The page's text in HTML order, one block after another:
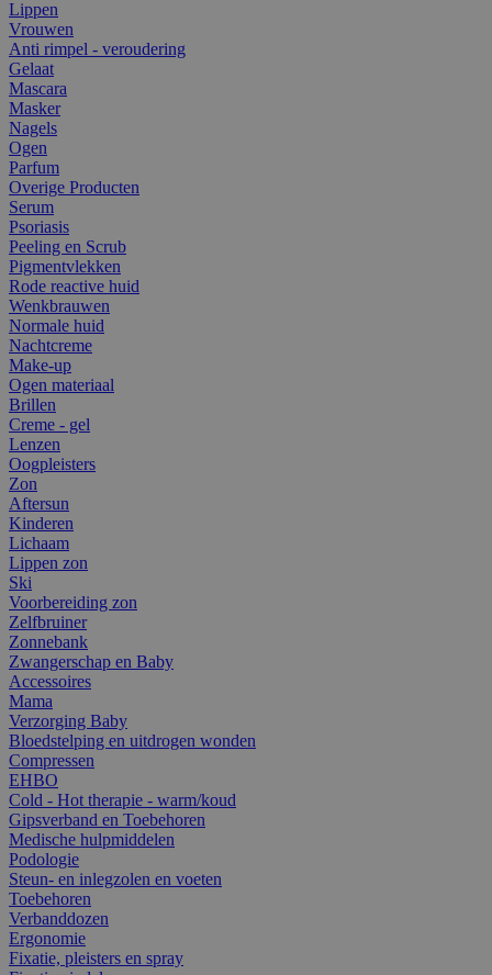
Lippen
Vrouwen
Anti rimpel - veroudering
Gelaat
Mascara
Masker
Nagels
Ogen
Parfum
Overige Producten
Serum
Psoriasis
Peeling en Scrub
Pigmentvlekken
Rode reactive huid
Wenkbrauwen
Normale huid
Nachtcreme
Make-up
Ogen materiaal
Brillen
Creme - gel
Lenzen
Oogpleisters
Zon
Aftersun
Kinderen
Lichaam
Lippen zon
Ski
Voorbereiding zon
Zelfbruiner
Zonnebank
Zwangerschap en Baby
Accessoires
Mama
Verzorging Baby
Bloedstelping en uitdrogen wonden
Compressen
EHBO
Cold - Hot therapie - warm/koud
Gipsverband en Toebehoren
Medische hulpmiddelen
Podologie
Steun- en inlegzolen en voeten
Toebehoren
Verbanddozen
Ergonomie
Fixatie, pleisters en spray